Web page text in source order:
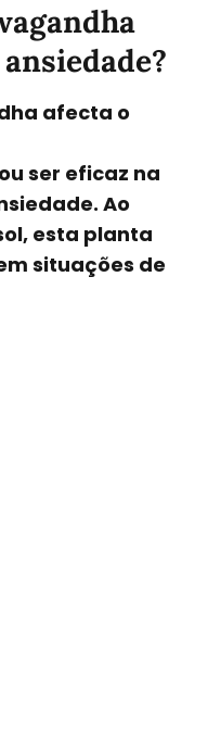
afecta o
ser eficaz na
. Ao
esta planta
situações de